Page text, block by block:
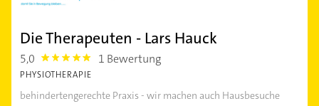
Die Therapeuten - Lars Hauck
5,0 5.0 1 Bewertung
PHYSIOTHERAPIE
behindertengerechte Praxis - wir machen auch Hausbesuche